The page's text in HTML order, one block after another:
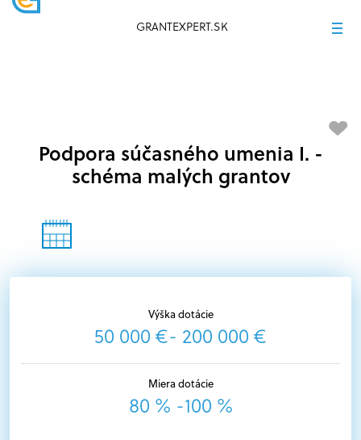
GRANTEXPERT.SK
Výška dotácie
50 000 €- 200 000 €
Miera dotácie
80 % -100 %
Podpora súčasného umenia I. -
schéma malých grantov